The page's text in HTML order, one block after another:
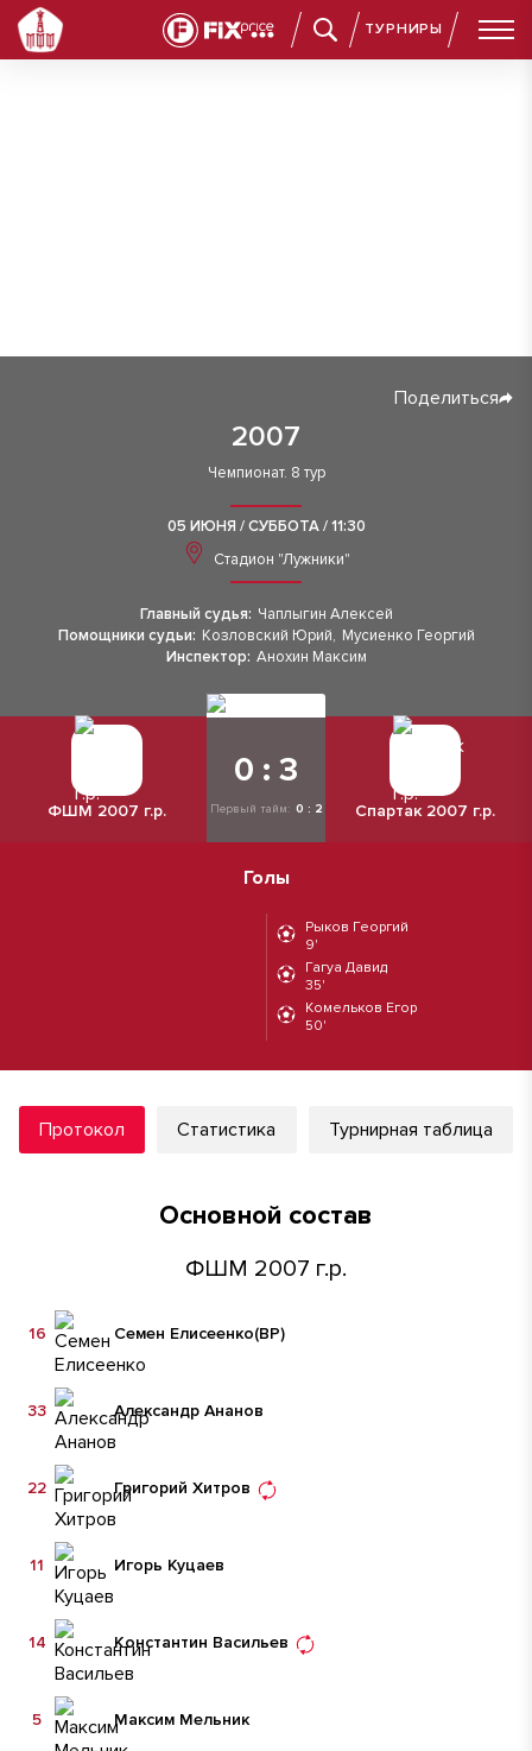
ТУРНИРЫ
2007
Поделиться
Чемпионат. 8 тур
05 ИЮНЯ / СУББОТА / 11:30
Стадион "Лужники"
Главный судья: Чаплыгин Алексей
Помощники судьи: Козловский Юрий, Мусиенко Георгий
Инспектор: Анохин Максим
ФШМ 2007 г.р.
0 : 3
Первый тайм: 0 : 2 Спартак 2007 г.р.
Голы
Рыков Георгий
9'
Гагуа Давид
35'
Комельков Егор
50'
Протокол Статистика Турнирная таблица
Основной состав
ФШМ 2007 г.р.
Семен Елисеенко(ВР)
16
Александр Ананов
33
Григорий Хитров
22
Игорь Куцаев
11
Константин Васильев
14
Максим Мельник
5